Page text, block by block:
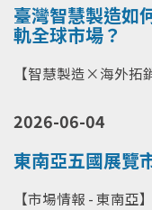
臺灣智慧製造如
軌全球市場？
【智慧製造×海外拓
2026-06-04
東南亞五國展覽
【市場情報 - 東南亞】